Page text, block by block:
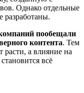
Однако отдельные
разработаны.
пообещали
контента. Тем
расти, а влияние на
всё